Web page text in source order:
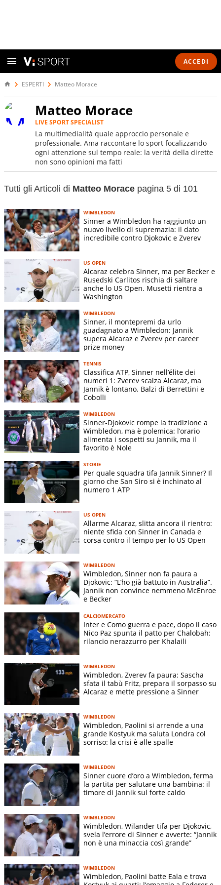
ACCEDI
ESPERTI Matteo Morace
Matteo Morace
LIVE SPORT SPECIALIST
La multimedialità quale approccio personale e
professionale. Ama raccontare lo sport focalizzando
ogni attenzione sul tempo reale: la verità della dirette
non sono opinioni ma fatti
Tutti gli Articoli di Matteo Morace pagina 5 di 101
WIMBLEDON
Sinner a Wimbledon ha raggiunto un
nuovo livello di supremazia: il dato
incredibile contro Djokovic e Zverev
US OPEN
Alcaraz celebra Sinner, ma per Becker e
Rusedski Carlitos rischia di saltare
anche lo US Open. Musetti rientra a
Washington
WIMBLEDON
Sinner, il montepremi da urlo
guadagnato a Wimbledon: Jannik
supera Alcaraz e Zverev per career
prize money
TENNIS
Classifica ATP, Sinner nell’élite dei
numeri 1: Zverev scalza Alcaraz, ma
Jannik è lontano. Balzi di Berrettini e
Cobolli
WIMBLEDON
Sinner-Djokovic rompe la tradizione a
Wimbledon, ma è polemica: l’orario
alimenta i sospetti su Jannik, ma il
favorito è Nole
STORIE
Per quale squadra tifa Jannik Sinner? Il
giorno che San Siro si è inchinato al
numero 1 ATP
US OPEN
Allarme Alcaraz, slitta ancora il rientro:
niente sfida con Sinner in Canada e
corsa contro il tempo per lo US Open
WIMBLEDON
Wimbledon, Sinner non fa paura a
Djokovic: “L’ho già battuto in Australia”.
Jannik non convince nemmeno McEnroe
e Becker
CALCIOMERCATO
Inter e Como guerra e pace, dopo il caso
Nico Paz spunta il patto per Chalobah:
rilancio nerazzurro per Khalaili
WIMBLEDON
Wimbledon, Zverev fa paura: Sascha
sfata il tabù Fritz, prepara il sorpasso su
Alcaraz e mette pressione a Sinner
WIMBLEDON
Wimbledon, Paolini si arrende a una
grande Kostyuk ma saluta Londra col
sorriso: la crisi è alle spalle
WIMBLEDON
Sinner cuore d’oro a Wimbledon, ferma
la partita per salutare una bambina: il
timore di Jannik sul forte caldo
WIMBLEDON
Wimbledon, Wilander tifa per Djokovic,
svela l’errore di Sinner e avverte: “Jannik
non è una minaccia così grande”
WIMBLEDON
Wimbledon, Paolini batte Eala e trova